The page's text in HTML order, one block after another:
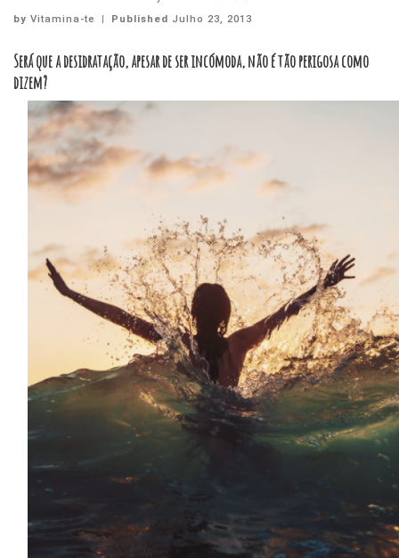
by Vitamina-te | Published Julho 23, 2013
Será que a desidratação, apesar de ser incómoda, não é tão perigosa como
dizem?